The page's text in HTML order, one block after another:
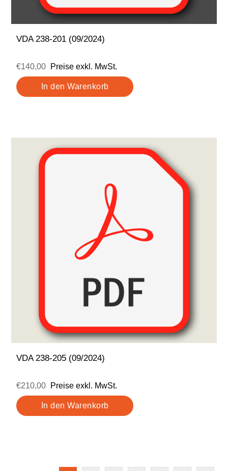
VDA 238-201 (09/2024)
€140,00 Preise exkl. MwSt.
VDA 238-205 (09/2024)
€210,00 Preise exkl. MwSt.